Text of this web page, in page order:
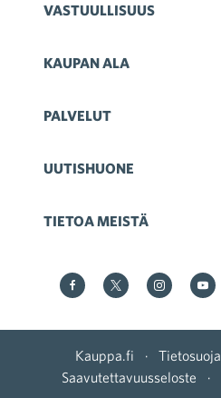
VASTUULLISUUS
KAUPAN ALA
PALVELUT
UUTISHUONE
TIETOA MEISTÄ
Kauppa Facebookissa
Kauppa
Kauppa.fi ·
Saavutettavuusseloste
·